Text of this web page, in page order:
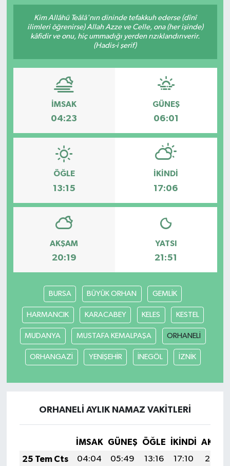
Kim Allâhü Teâlâ'nın dininde tefakkuh ederse (dînî
ilimleri öğrenirse) Allah Azze ve Celle, ona (her işinde)
kâfidir ve onu, hiç ummadığı yerden rızıklandırıverir.
(Hadis-i şerif)
İMSAK
04:23
GÜNEŞ
06:01
ÖĞLE
13:15
İKINDI
17:06
AKŞAM
20:19
YATSI
21:51
BURSA BÜYÜK ORHAN GEMLİK
HARMANCIK KARACABEY KELES KESTEL
MUDANYA MUSTAFA KEMALPAŞA ORHANELİ
ORHANGAZİ YENİŞEHİR İNEGÖL İZNİK
ORHANELİ AYLIK NAMAZ VAKITLERI
İMSAK GÜNEŞ ÖĞLE İKINDI
25 Tem Cts
04:04 05:49 13:16 17:10
20:32